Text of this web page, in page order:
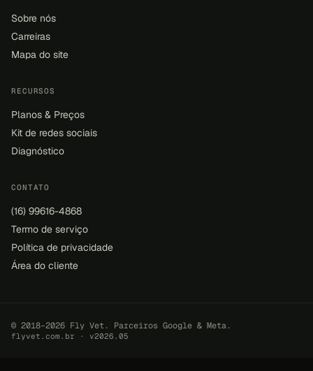
Sobre nós
Carreiras
Mapa do site
RECURSOS
Planos & Preços
Kit de redes sociais
Diagnóstico
CONTATO
(16) 99616-4868
Termo de serviço
Política de privacidade
Área do cliente
© 2018–2026 Fly Vet. Parceiros Google & Meta.
flyvet.com.br · v2026.05